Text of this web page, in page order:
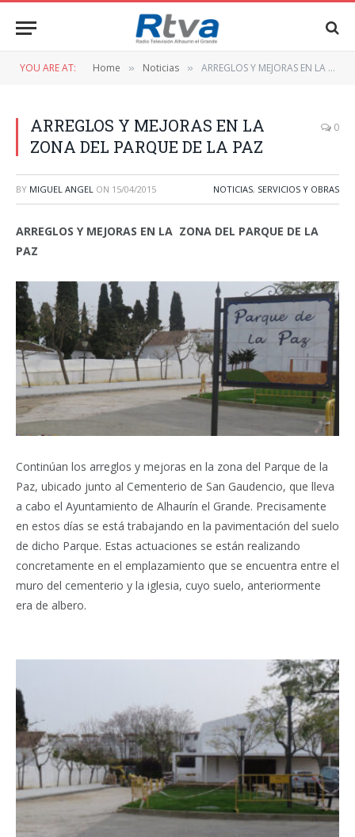
YOU ARE AT: Home » Noticias » ARREGLOS Y MEJORAS EN LA ZONA DEL PARQUE DE LA PAZ
ARREGLOS Y MEJORAS EN LA
ZONA DEL PARQUE DE LA PAZ
0
BY MIGUEL ANGEL ON 15/04/2015 NOTICIAS, SERVICIOS Y OBRAS
ARREGLOS Y MEJORAS EN LA ZONA DEL PARQUE DE LA
PAZ
Continúan los arreglos y mejoras en la zona del Parque de la
Paz, ubicado junto al Cementerio de San Gaudencio, que lleva
a cabo el Ayuntamiento de Alhaurín el Grande. Precisamente
en estos días se está trabajando en la pavimentación del suelo
de dicho Parque. Estas actuaciones se están realizando
concretamente en el emplazamiento que se encuentra entre el
muro del cementerio y la iglesia, cuyo suelo, anteriormente
era de albero.